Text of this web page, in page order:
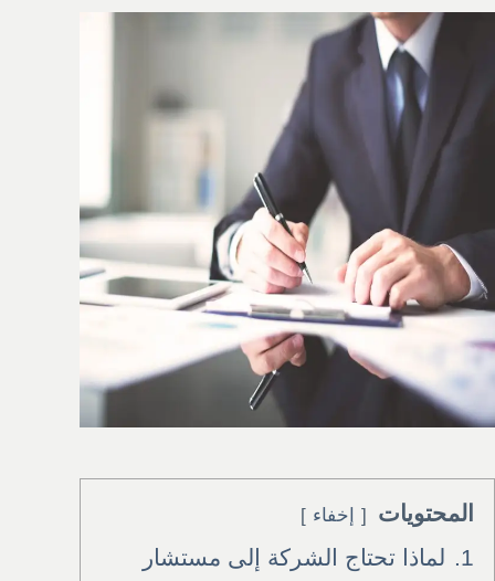
المحتويات إخفاء
1.
لماذا تحتاج الشركة إلى مستشار